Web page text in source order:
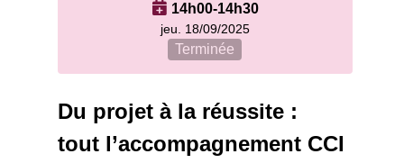
14h00-14h30
jeu. 18/09/2025
Terminée
Du projet à la réussite :
tout l’accompagnement CCI